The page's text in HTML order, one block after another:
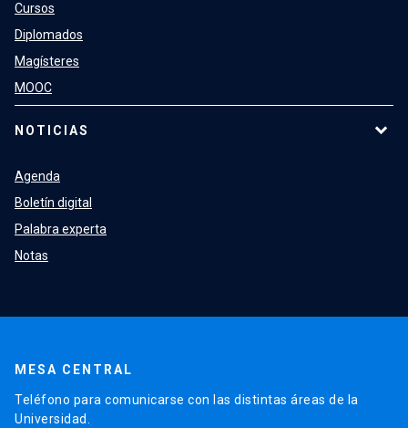
Cursos
Diplomados
Magísteres
MOOC
NOTICIAS
Agenda
Boletín digital
Palabra experta
Notas
MESA CENTRAL
Teléfono para comunicarse con las distintas áreas de la
Universidad.